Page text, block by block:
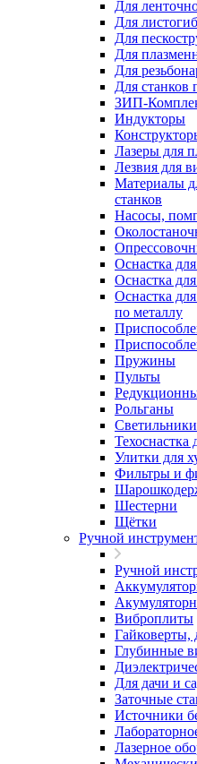
Для
Для
Для
Для
Для
Для станков
ЗИП-
Индукторы
Лазеры для
Лезвия для
Материалы
станков
Насосы,
Оснастка
Оснастка
Оснастка
по металлу
Пружины
Пульты
Рольганы
Техоснастка
Улитки для
Фильтры и
Шестерни
Щётки
Ручной
Ручной
Виброплиты
Гайковерты,
Глубинные
Для дачи и
Заточные
Источники
Лазерное